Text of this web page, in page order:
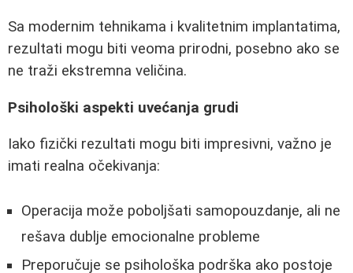
Sa modernim tehnikama i kvalitetnim implantatima,
rezultati mogu biti veoma prirodni, posebno ako se
ne traži ekstremna veličina.
Psihološki aspekti uvećanja grudi
Iako fizički rezultati mogu biti impresivni, važno je
imati realna očekivanja:
Operacija može poboljšati samopouzdanje, ali ne
rešava dublje emocionalne probleme
Preporučuje se psihološka podrška ako postoje